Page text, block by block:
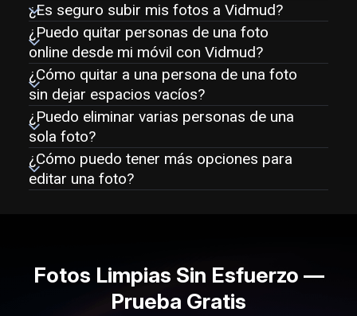
¿Es seguro subir mis fotos a Vidmud?
¿Puedo quitar personas de una foto
online desde mi móvil con Vidmud?
¿Cómo quitar a una persona de una foto
sin dejar espacios vacíos?
¿Puedo eliminar varias personas de una
sola foto?
¿Cómo puedo tener más opciones para
editar una foto?
Fotos Limpias Sin Esfuerzo —
Prueba Gratis